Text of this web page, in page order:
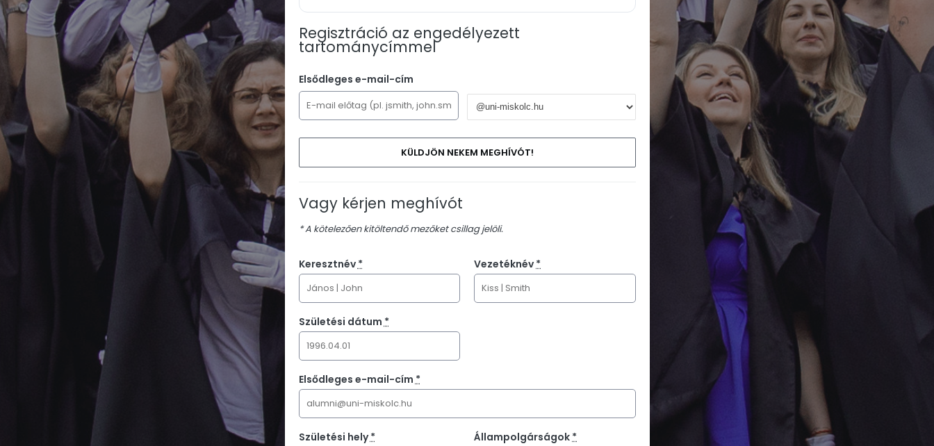
Regisztráció az engedélyezett
tartománycímmel
Elsődleges e-mail-cím
Vagy kérjen meghívót
* A kötelezően kitöltendő mezőket csillag jelöli.
Keresztnév* Vezetéknév*
Születési dátum*
Elsődleges e-mail-cím*
Születési hely* Állampolgárságok*